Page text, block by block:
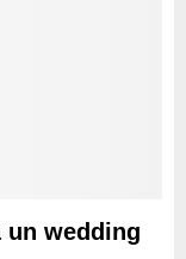
un wedding